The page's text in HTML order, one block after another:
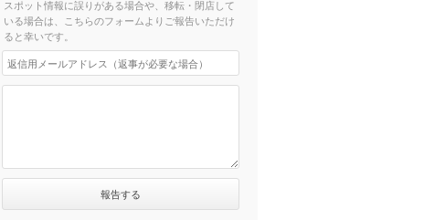
スポット情報に誤りがある場合や、移転・閉店して
いる場合は、こちらのフォームよりご報告いただけ
ると幸いです。